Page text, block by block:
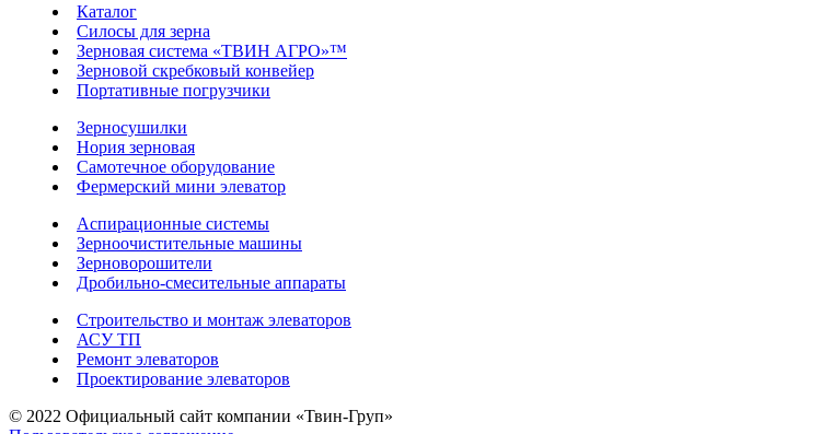
Каталог
Силосы для зерна
Зерновая система «ТВИН АГРО»™
Зерновой скребковый конвейер
Портативные погрузчики
Зерносушилки
Нория зерновая
Самотечное оборудование
Фермерский мини элеватор
Аспирационные системы
Зерноочистительные машины
Зерноворошители
Дробильно-смесительные аппараты
Строительство и монтаж элеваторов
АСУ ТП
Ремонт элеваторов
Проектирование элеваторов
© 2022 Официальный сайт компании «Твин-Груп»